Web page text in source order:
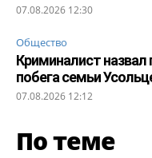
07.08.2026 12:30
Общество
Криминалист назвал
побега семьи
07.08.2026 12:12
По теме